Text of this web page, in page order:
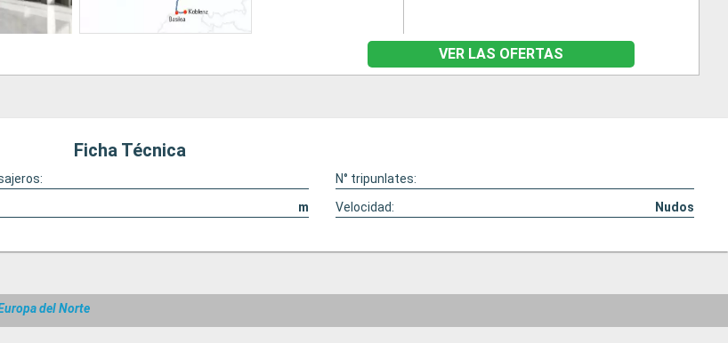
VER LAS OFERTAS
Ficha Técnica
N° tripunlates:
m Velocidad: Nudos
del Norte